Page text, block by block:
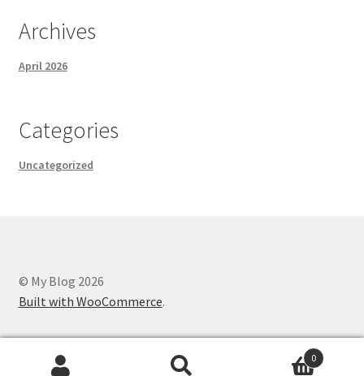
Archives
April 2026
Categories
Uncategorized
© My Blog 2026
Built with WooCommerce.
0